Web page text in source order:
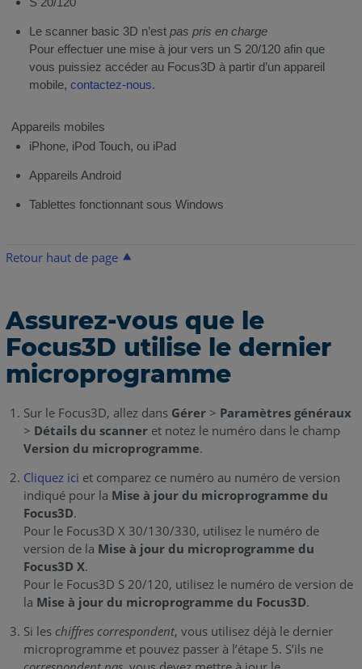
Le scanner basic 3D n’est pas pris en charge
Pour effectuer une mise à jour vers un S 20/120 afin que
vous puissiez accéder au Focus3D à partir d’un appareil
mobile, contactez-nous.
Appareils mobiles
iPhone, iPod Touch, ou iPad
Appareils Android
Tablettes fonctionnant sous Windows
Retour haut de page
Assurez-vous que le
Focus3D utilise le dernier
microprogramme
Sur le Focus3D, allez dans Gérer> Paramètres généraux
> Détails du scanner et notez le numéro dans le champ
Version du microprogramme.
Cliquez ici et comparez ce numéro au numéro de version
indiqué pour la Mise à jour du microprogramme du
Focus3D.
Pour le Focus3D X 30/130/330, utilisez le numéro de
version de la Mise à jour du microprogramme du
Focus3D X.
Pour le Focus3D S 20/120, utilisez le numéro de version de
la Mise à jour du microprogramme du Focus3D.
Si les chiffres correspondent, vous utilisez déjà le dernier
microprogramme et pouvez passer à l’étape 5. S’ils ne